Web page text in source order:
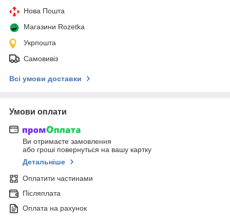
Нова Пошта
Магазини Rozetka
Укрпошта
Самовивіз
Всі умови доставки
Умови оплати
Ви отримаєте замовлення
або гроші повернуться на вашу картку
Детальніше
Оплатити частинами
Післяплата
Оплата на рахунок